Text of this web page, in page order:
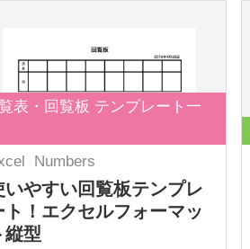
表・回覧板 テンプレート一
Numbers
いやすい回覧板テンプレ
ト！エクセルフォーマッ
縦型